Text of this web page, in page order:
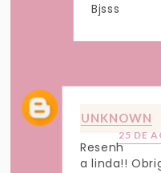
Bjsss
UNKNOWN
25 DE
Resenh
a linda!!